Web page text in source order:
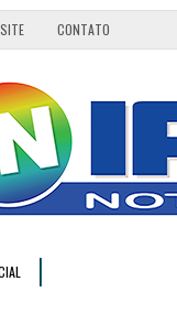
SITE CONTATO